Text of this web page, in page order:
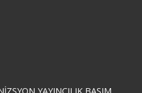
YAYINCILIK BASIM